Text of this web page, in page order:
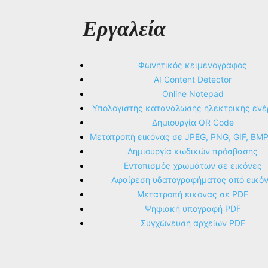
Εργαλεία
Φωνητικός κειμενογράφος
AI Content Detector
Online Notepad
Υπολογιστής κατανάλωσης ηλεκτρικής
Δημιουργία QR Code
Μετατροπή εικόνας σε JPEG, PNG, GIF,
Δημιουργία κωδικών πρόσβασης
Εντοπισμός χρωμάτων σε εικόνες
Αφαίρεση υδατογραφήματος από
Μετατροπή εικόνας σε PDF
Ψηφιακή υπογραφή PDF
Συγχώνευση αρχείων PDF